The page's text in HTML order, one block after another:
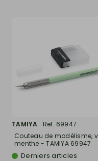
TAMIYA
Ref. 69947
Couteau de modélisme,
menthe - TAMIYA 69947
Derniers articles